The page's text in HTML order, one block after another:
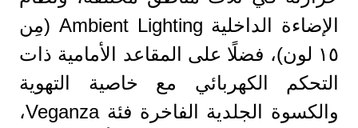
الإضاءة الداخلية Ambient Lighting (مِن
١٥ لون)، فضلًا على المقاعد الأمامية ذات
التحكم الكهربائي مع خاصية التهوية
والكسوة الجلدية الفاخرة فئة Veganza،